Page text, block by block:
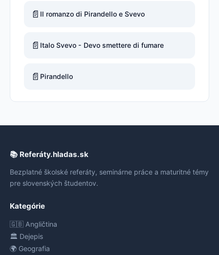
📄 Il romanzo di Pirandello e Svevo
📄 Italo Svevo - Devo smettere di fumare
📄 Pirandello
📚 Referáty.hladas.sk
Bezplatné školské referáty, seminárne práce a maturitné témy
pre slovenských študentov.
Kategórie
🇬🇧 Angličtina
🏛️ Dejepis
🌍 Geografia